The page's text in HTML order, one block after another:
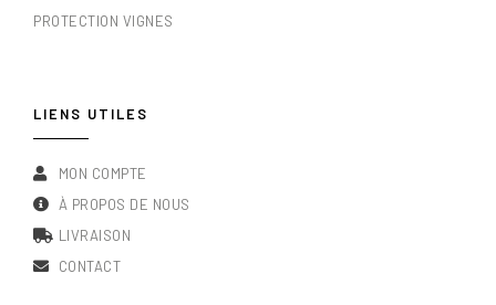
PROTECTION VIGNES
LIENS UTILES
MON COMPTE
À PROPOS DE NOUS
LIVRAISON
CONTACT